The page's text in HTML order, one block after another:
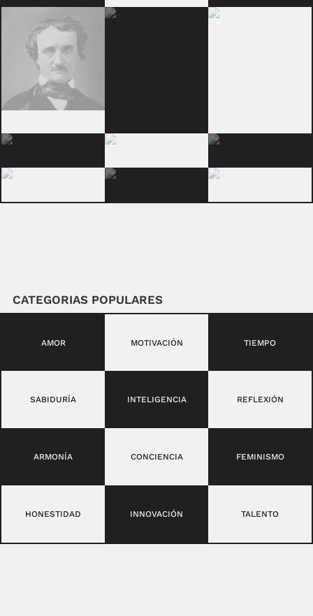
CATEGORIAS POPULARES
AMOR MOTIVACIÓN TIEMPO
SABIDURÍA INTELIGENCIA REFLEXIÓN
ARMONÍA CONCIENCIA FEMINISMO
HONESTIDAD INNOVACIÓN TALENTO